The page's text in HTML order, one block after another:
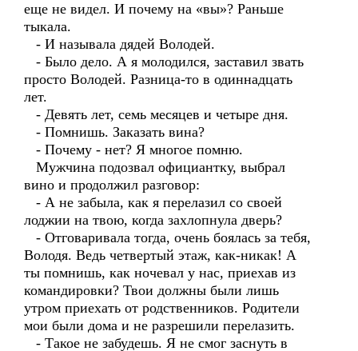
еще не видел. И почему на «вы»? Раньше
тыкала.
- И называла дядей Володей.
- Было дело. А я молодился, заставил звать
просто Володей. Разница-то в одиннадцать
лет.
- Девять лет, семь месяцев и четыре дня.
- Помнишь. Заказать вина?
- Почему - нет? Я многое помню.
Мужчина подозвал официантку, выбрал
вино и продолжил разговор:
- А не забыла, как я перелазил со своей
лоджии на твою, когда захлопнула дверь?
- Отговаривала тогда, очень боялась за тебя,
Володя. Ведь четвертый этаж, как-никак! А
ты помнишь, как ночевал у нас, приехав из
командировки? Твои должны были лишь
утром приехать от родственников. Родители
мои были дома и не разрешили перелазить.
- Такое не забудешь. Я не смог заснуть в